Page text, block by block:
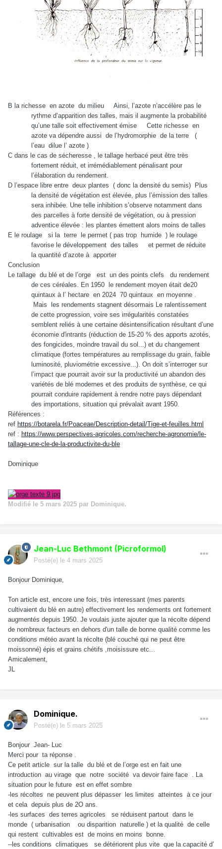
B la richesse en azote du milieu
Ainsi, l’azote n’accélère pas le
rythme d’apparition des talles, mais il augmente la probabilité
qu’une talle soit effectivement émise
Cette richesse en
azote va dépendre aussi
de l’hydromorphie de la terre
(
l’eau dilue l’ azote )
C dans le cas de sécheresse , le tallage herbacé peut être très
fortement réduit, et irrémédiablement pénalisant pour
l’élaboration du rendement.
D l’espace libre entre deux plantes ( donc la densité du semis)
Plus
la densité de végétation est élevée, plus l’émission des talles
sera inhibée. Une telle inhibition s’observe notamment dans
des parcelles à forte densité de végétation, ou à pression
adventice élevée : les plantes émettent alors moins de talles
E le roulage
si la terre le permet ( pas trop humide ) le roulage
favorise le développement des talles
et permet de réduite
la quantité d’azote à apporter
Conclusion
Le tallage du blé et de l’orge est un des points clefs
du rendement
de ces céréales. En 1950
le rendement moyen était de20
quintaux à l’ hectare en 2024 70 quintaux
en moyenne .
Mais
les rendements stagnent désormais Le ralentissement
de cette progression, voire ses irrégularités constatées
semblent reliés à une certaine désintensification résultant d’une
économie d'intrants (réduction de 15-20 % des apports azotés,
des fongicides, moindre travail du sol...) et du changement
climatique (fortes températures au remplissage du grain, faible
luminosité, pluviométrie excessive...). On doit s’interroger sur
l’impact que pourrait avoir sur la productivité un abandon des
variétés de blé modernes et des produits de synthèse, ce qui
pourrait conduire rapidement à rendre notre pays dépendant
des importations, situation qui prévalait avant 1950.
Références :
ref https://botarela.fr/Poaceae/Description-detail/Tige-et-feuilles.html
ref : https://www.perspectives-agricoles.com/recherche-agronomie/le-
tallage-une-cle-de-la-productivite-du-ble
Dominique
Modifié le 5 mars 2025 par Dominique.
Jean-Luc Bethmont (Picroformol)
Posté(e) le 4 mars 2025
Bonjour Dominique,
Ton article est, encore une fois, très interessant (mes parents
cultivaient du blé en autre) effectivement les rendements ont fortement
augmentés depuis 1950. Je voulais juste ajouter que la récolte dépend
de nombreux facteurs en dehors d'un talle de bonne qualité comme les
conditions météo avant la récolte (blé couché qui ne peut être
moissonné) épis et grains chétifs ,moisissure etc...
Amicalement,
JL
Dominique.
Posté(e) le 5 mars 2025
Bonjour Jean- Luc
Merci pour ta réponse .
Ce petit article sur la talle du blé et de l’orge est en fait une
introduction au virage que notre société va devoir faire face . La
situation pour le future est en effet sombre
-les récoltes
ne peuvent plus dépasser les limites atteintes à ce jour
et cela depuis plus de 2O ans.
-les surfaces des terres agricoles se réduisent partout dans le
monde ( urbanisation ou disparition naturelle ) et la qualité de celle
qui restent cultivables est de moins en moins
bonne.
--les conditions climatiques se détériorent plus vite que la capacité d’